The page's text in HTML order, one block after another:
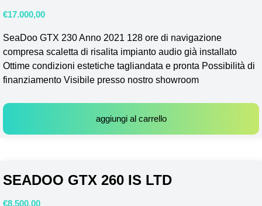
€17.000,00
SeaDoo GTX 230 Anno 2021 128 ore di navigazione
compresa scaletta di risalita impianto audio già installato
Ottime condizioni estetiche tagliandata e pronta Possibilità di
finanziamento Visibile presso nostro showroom
aggiungi al carrello
SEADOO GTX 260 IS LTD
€8.500,00